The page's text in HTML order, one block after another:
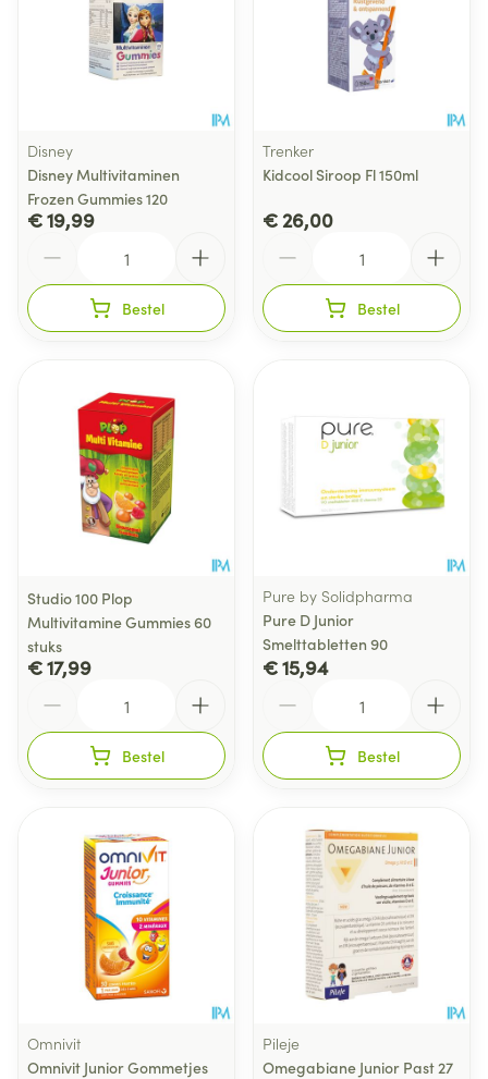
Disney
Disney Multivitaminen
Frozen Gummies 120
€ 19,99
Bestel
Trenker
Kidcool Siroop Fl 150ml
€ 26,00
Bestel
Studio 100 Plop
Multivitamine Gummies 60
stuks
€ 17,99
Bestel
Pure by Solidpharma
Pure D Junior
Smelttabletten 90
€ 15,94
Bestel
Omnivit
Omnivit Junior Gommetjes
Pileje
Omegabiane Junior Past 27